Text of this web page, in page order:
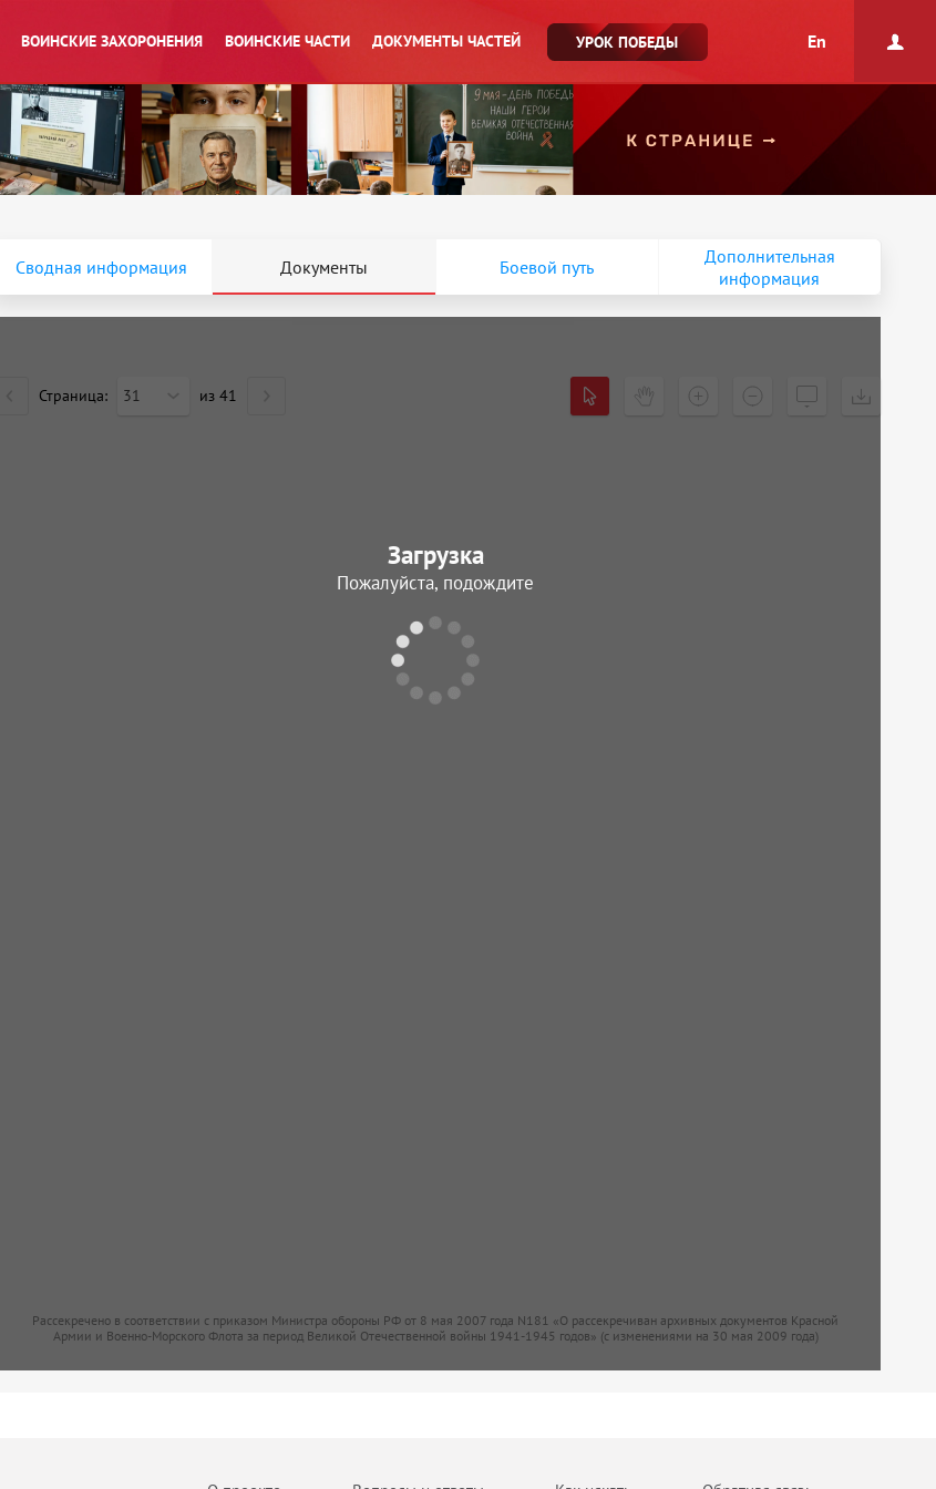
ВОИНСКИЕ ЗАХОРОНЕНИЯ ВОИНСКИЕ ЧАСТИ ДОКУМЕНТЫ ЧАСТЕЙ УРОК ПОБЕДЫ En
Сводная информация Документы Боевой путь
Дополнительная
информация
Страница: 31 из 41
Рассекречено в соответствии с приказом Министра обороны РФ от 8 мая 2007 года N181 «О рассекречиван архивных документов Красной
Армии и Военно-Морского Флота за период Великой Отечественной войны 1941-1945 годов» (с изменениями на 30 мая 2009 года)
Загрузка
Пожалуйста, подождите